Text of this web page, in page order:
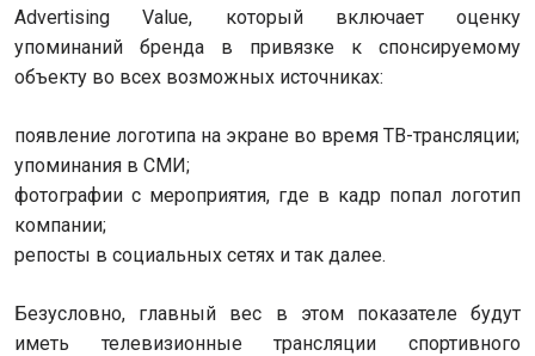
Advertising Value, который включает оценку
упоминаний бренда в привязке к спонсируемому
объекту во всех возможных источниках:
появление логотипа на экране во время ТВ-трансляции;
упоминания в СМИ;
фотографии с мероприятия, где в кадр попал логотип
компании;
репосты в социальных сетях и так далее.
Безусловно, главный вес в этом показателе будут
иметь телевизионные трансляции спортивного